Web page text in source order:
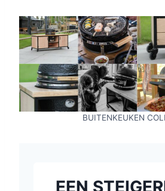
BUITENKEUKEN
EEN